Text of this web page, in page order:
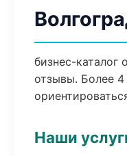
бизнес-каталог
отзывы. Более
Наши